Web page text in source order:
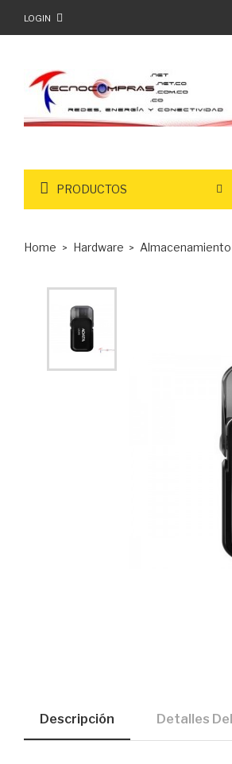
LOGIN
PRODUCTOS
Home Hardware Almacenamiento
Descripción Detalles